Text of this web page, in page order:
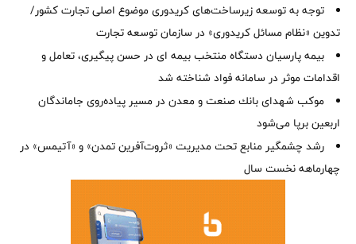
توجه به توسعه زیرساخت‌های کریدوری موضوع اصلی تجارت کشور/
تدوین «نظام مسائل کریدوری» در سازمان توسعه تجارت
بیمه پارسیان دستگاه منتخب بیمه ای در حسن پیگیری، تعامل و
اقدامات موثر در سامانه فواد شناخته شد
موكب شهدای بانك صنعت و معدن در مسیر پیاده‌روی جاماندگان
اربعین برپا می‌شود
رشد چشمگیر منابع تحت مدیریت «ثروت‌آفرین تمدن» و «آتیمس» در
چهارماهه نخست سال